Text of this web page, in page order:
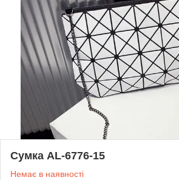
Сумка AL-6776-15
Немає в наявності